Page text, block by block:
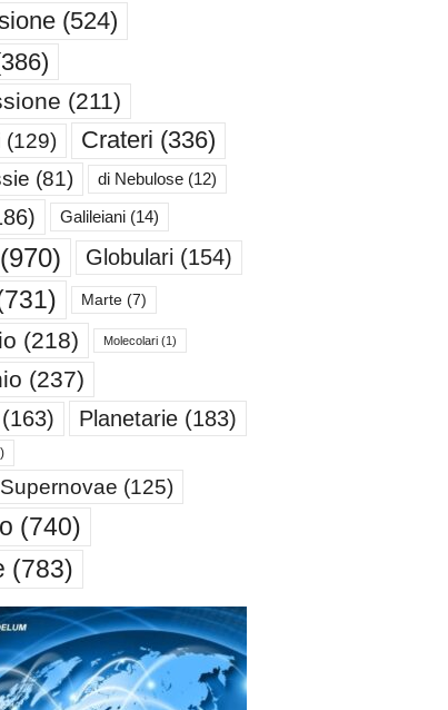
(524)
(211)
(129) Crateri (336)
(81) di Nebulose(12)
Galileiani(14)
Globulari (154)
Marte(7)
(218) Molecolari(1)
(237)
Planetarie(183)
(125)
(740)
(783)